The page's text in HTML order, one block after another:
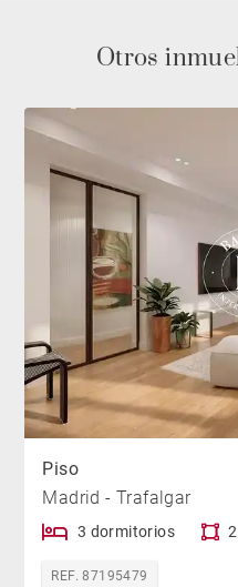
Otros
Piso
Madrid - Trafalgar
3 dormitorios
REF. 87195479